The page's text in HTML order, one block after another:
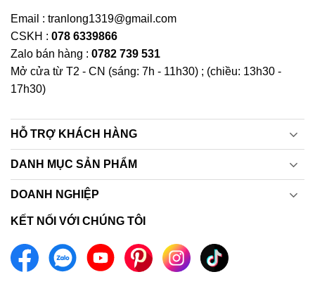
Email : tranlong1319@gmail.com
CSKH : 078 6339866
Zalo bán hàng : 0782 739 531
Mở cửa từ T2 - CN (sáng: 7h - 11h30) ; (chiều: 13h30 -
17h30)
HỖ TRỢ KHÁCH HÀNG
DANH MỤC SẢN PHẨM
DOANH NGHIỆP
KẾT NỐI VỚI CHÚNG TÔI